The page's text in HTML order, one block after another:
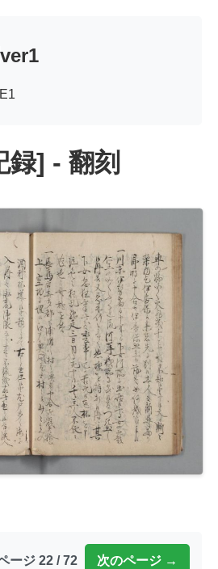
録] - 翻刻
ージ 22 / 72 次のページ →